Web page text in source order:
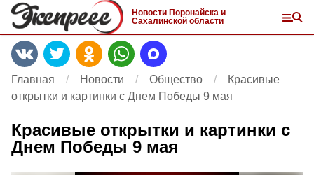
Новости Поронайска и
Сахалинской области
Главная Новости Общество
Красивые
открытки и картинки с Днем Победы 9 мая
Красивые открытки и картинки с
Днем Победы 9 мая